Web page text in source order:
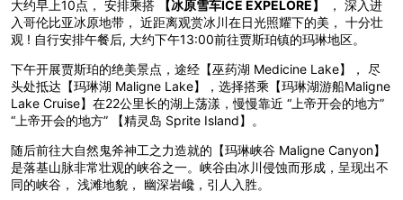
大约早上10点， 安排乘搭 【冰原雪车ICE EXPELORE】
， 深入进
入哥伦比亚冰原地带， 近距离观赏冰川在日光照耀下的美， 十分壮
观 ! 自行安排午餐后, 大约下午13:00前往贾斯珀镇的玛琳地区。
下午开展贾斯珀的绝美景点，途经【巫药湖 Medicine Lake】， 尽
头处抵达【玛琳湖 Maligne Lake】，选择搭乘【玛琳湖游船Maligne
Lake Cruise】在22公里长的湖上荡漾，慢慢靠近 “上帝开会的地方”
“上帝开会的地方” 【精灵岛 Sprite Island】。
随后前往大自然鬼斧神工之力造就的【玛琳峡谷 Maligne Canyon】
是落基山脉非常壮观的峡谷之一。峡谷由冰川侵蚀而形成，呈现出不
同的峡谷， 浅滩地貌， 幽深岩巉，引人入胜。